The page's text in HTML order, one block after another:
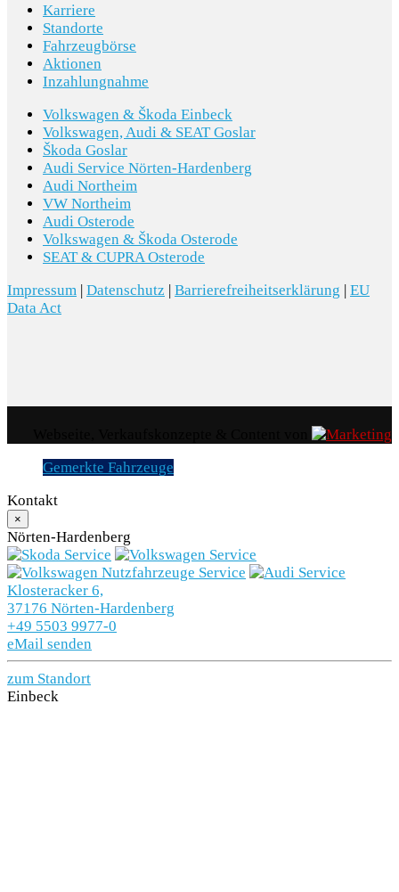
RÄDER
Leichtmetallräder 8J x 18
Reifen 245/45 R18 96W Super-
Rollwiderstandsoptimiert - Generation 2
(Polymerbeschichtung)
Reifen ohne Festlegung der Reifenmarke
Reifendruckkontrolle
TECHNIK & SICHERHEIT
(Ausführung 1)
Differenzialsperre ( XDS ) Dynamische
Traktions Hilfe
Erweitertem Sicherheitssystem (PreCrash)
Feststellbremse
Karriere
Standorte
Fahrzeugbörse
Aktionen
Inzahlungnahme
Volkswagen & Škoda Einbeck
Volkswagen, Audi & SEAT Goslar
Škoda Goslar
Audi Service Nörten-Hardenberg
Audi Northeim
VW Northeim
Audi Osterode
Volkswagen & Škoda Osterode
SEAT & CUPRA Osterode
Impressum | Datenschutz | Barrierefreiheitserklärung | EU
Data Act
Gemerkte Fahrzeuge
Kontakt
×
Nörten-Hardenberg
Klosteracker 6,
37176 Nörten-Hardenberg
+49 5503 9977-0
eMail senden
zum Standort
Einbeck